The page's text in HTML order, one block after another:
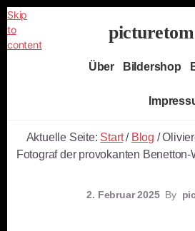
Skip
to
content
Independent
Über Bildershop
Aktuelle Seite: Start / Blog /
Fotograf der provokanten
2. Februar 2025 By